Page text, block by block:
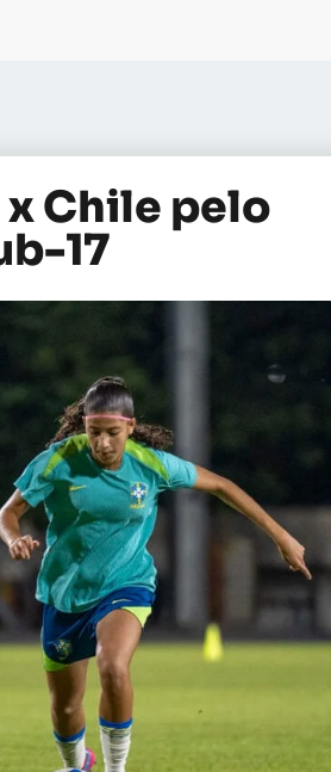
Chile pelo
17